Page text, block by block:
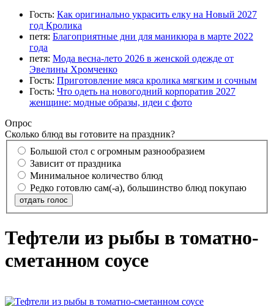
Гость: Как оригинально украсить елку на Новый 2027
год Кролика
петя: Благоприятные дни для маникюра в марте 2022
года
петя: Мода весна-лето 2026 в женской одежде от
Эвелины Хромченко
Гость: Приготовление мяса кролика мягким и сочным
Гость: Что одеть на новогодний корпоратив 2027
женщине: модные образы, идеи с фото
Опрос
Сколько блюд вы готовите на праздник?
Большой стол с огромным разнообразием
Зависит от праздника
Минимальное количество блюд
Редко готовлю сам(-а), большинство блюд покупаю
отдать голос
Тефтели из рыбы в томатно-
сметанном соусе